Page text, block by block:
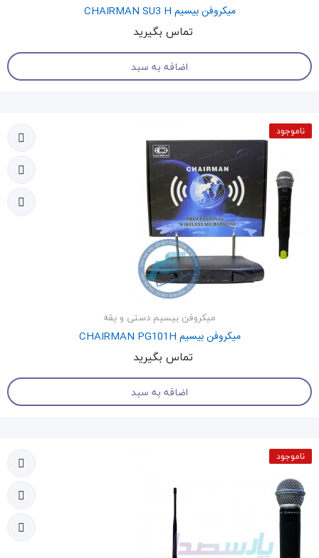
میکروفن بیسیم CHAIRMAN SU3 H
تماس بگیرید
اضافه به سبد
ناموجود
میکروفن بیسیم دستی و یقه
میکروفن بیسیم CHAIRMAN PG101H
تماس بگیرید
اضافه به سبد
ناموجود